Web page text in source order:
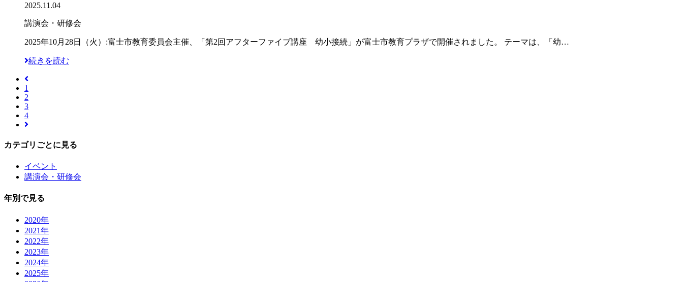
2025.11.04
講演会・研修会
2025年10月28日（火）:富士市教育委員会主催、「第2回アフターファイブ講座 幼小接続」が富士市教育プラザで開催されました。 テーマは、「幼…
続きを読む
1
2
3
4
カテゴリごとに見る
イベント
講演会・研修会
年別で見る
2020年
2021年
2022年
2023年
2024年
2025年